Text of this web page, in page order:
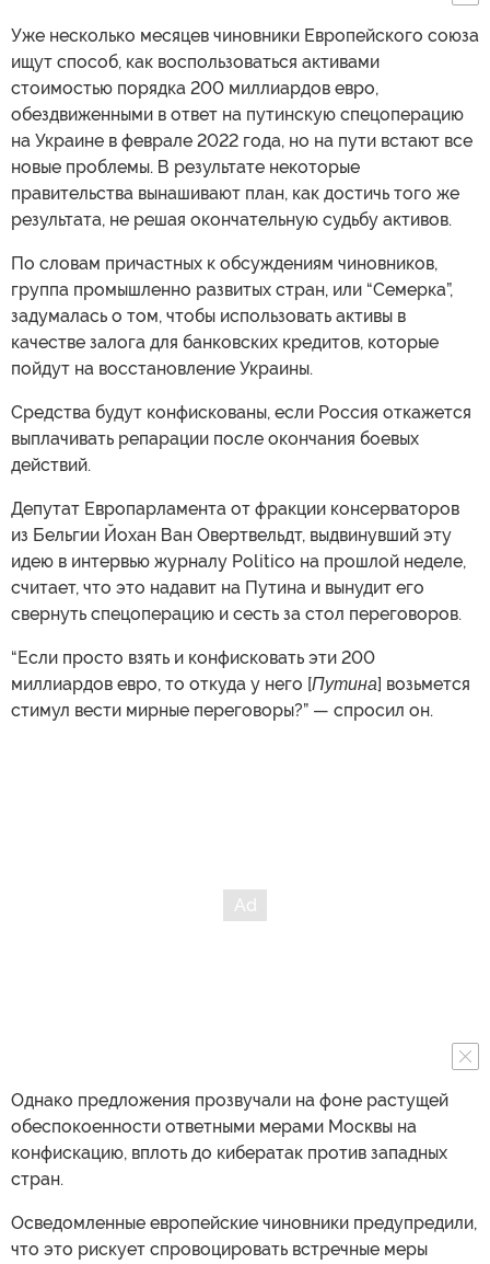
Уже несколько месяцев чиновники Европейского союза
ищут способ, как воспользоваться активами
стоимостью порядка 200 миллиардов евро,
обездвиженными в ответ на путинскую спецоперацию
на Украине в феврале 2022 года, но на пути встают все
новые проблемы. В результате некоторые
правительства вынашивают план, как достичь того же
результата, не решая окончательную судьбу активов.
По словам причастных к обсуждениям чиновников,
группа промышленно развитых стран, или “Семерка”,
задумалась о том, чтобы использовать активы в
качестве залога для банковских кредитов, которые
пойдут на восстановление Украины.
Средства будут конфискованы, если Россия откажется
выплачивать репарации после окончания боевых
действий.
Депутат Европарламента от фракции консерваторов
из Бельгии Йохан Ван Овертвельдт, выдвинувший эту
идею в интервью журналу Politico на прошлой неделе,
считает, что это надавит на Путина и вынудит его
свернуть спецоперацию и сесть за стол переговоров.
“Если просто взять и конфисковать эти 200
миллиардов евро, то откуда у него [Путина] возьмется
стимул вести мирные переговоры?” — спросил он.
Однако предложения прозвучали на фоне растущей
обеспокоенности ответными мерами Москвы на
конфискацию, вплоть до кибератак против западных
стран.
Осведомленные европейские чиновники предупредили,
что это рискует спровоцировать встречные меры